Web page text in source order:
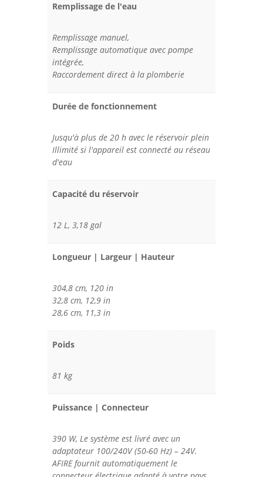
Remplissage de l'eau
Remplissage manuel,
Remplissage automatique avec pompe
intégrée,
Raccordement direct à la plomberie
Durée de fonctionnement
Jusqu'à plus de 20 h avec le réservoir plein
Illimité si l'appareil est connecté au réseau
d'eau
Capacité du réservoir
12 L, 3,18 gal
Longueur | Largeur | Hauteur
304,8 cm, 120 in
32,8 cm, 12,9 in
28,6 cm, 11,3 in
Poids
81 kg
Puissance | Connecteur
390 W, Le système est livré avec un
adaptateur 100/240V (50-60 Hz) – 24V.
AFIRE fournit automatiquement le